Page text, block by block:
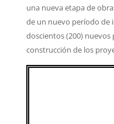
una nueva etapa de
de un nuevo período de
doscientos (200) nuevos
construcción de los